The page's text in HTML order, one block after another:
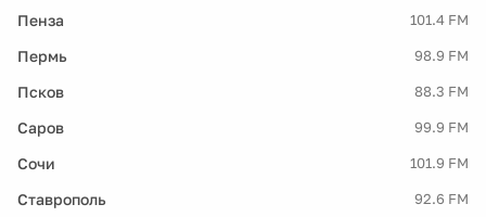
Пенза 101.4 FM
Пермь 98.9 FM
Псков 88.3 FM
Саров 99.9 FM
Сочи 101.9 FM
Ставрополь 92.6 FM